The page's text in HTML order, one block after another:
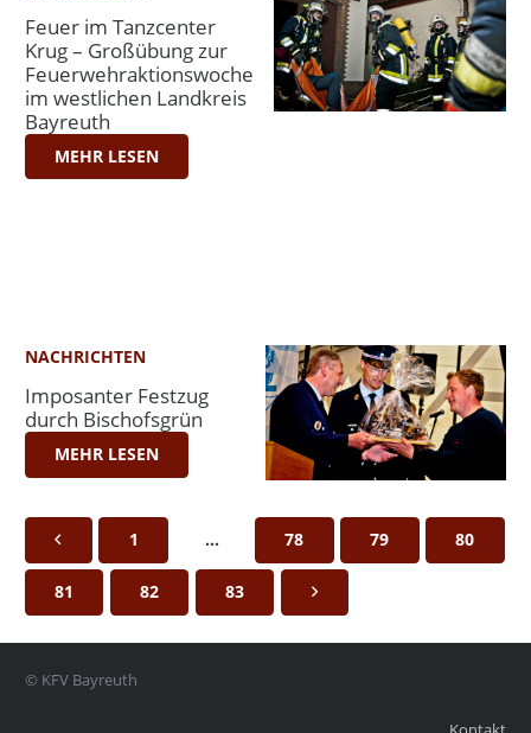
Feuer im Tanzcenter
Krug – Großübung zur
Feuerwehraktionswoche
im westlichen Landkreis
Bayreuth
MEHR LESEN
NACHRICHTEN
Imposanter Festzug
durch Bischofsgrün
MEHR LESEN
1 … 78 79 80
81 82 83
© KFV Bayreuth